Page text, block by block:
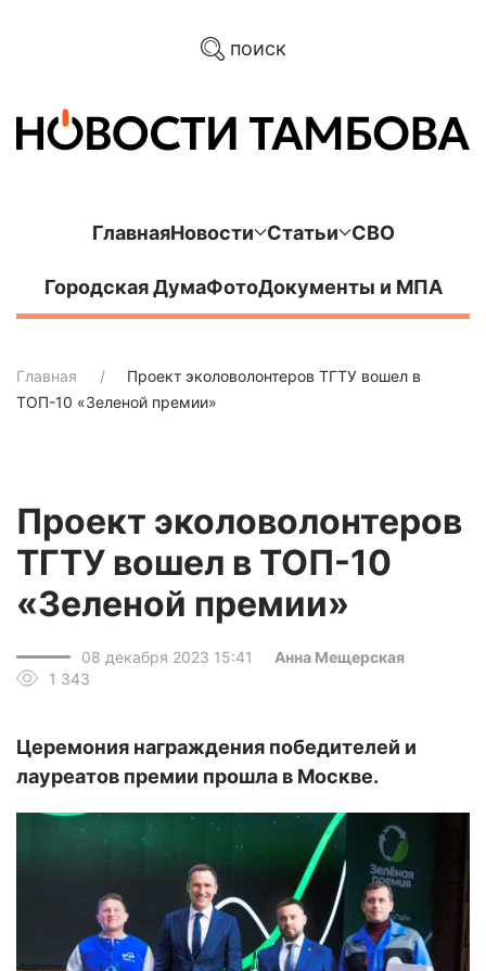
поиск
ГлавнаяНовости Статьи СВО
Городская ДумаФотоДокументы и МПА
Главная
Проект эколоволонтеров ТГТУ вошел в
ТОП-10 «Зеленой премии»
Проект эколоволонтеров
ТГТУ вошел в ТОП-10
«Зеленой премии»
08 декабря 2023 15:41
Анна Мещерская
1 343
Церемония награждения победителей и
лауреатов премии прошла в Москве.